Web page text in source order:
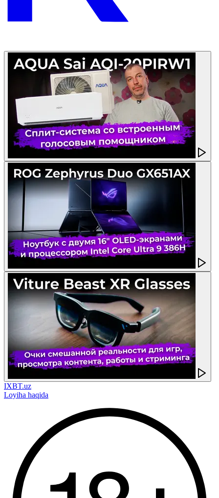
IXBT.uz
Loyiha haqida